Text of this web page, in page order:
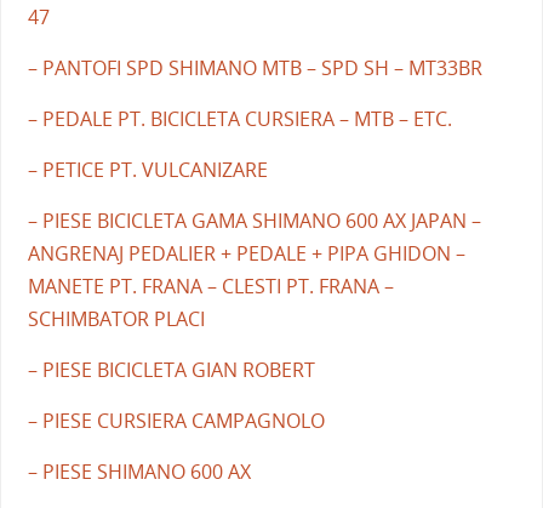
47
– PANTOFI SPD SHIMANO MTB – SPD SH – MT33BR
– PEDALE PT. BICICLETA CURSIERA – MTB – ETC.
– PETICE PT. VULCANIZARE
– PIESE BICICLETA GAMA SHIMANO 600 AX JAPAN –
ANGRENAJ PEDALIER + PEDALE + PIPA GHIDON –
MANETE PT. FRANA – CLESTI PT. FRANA –
SCHIMBATOR PLACI
– PIESE BICICLETA GIAN ROBERT
– PIESE CURSIERA CAMPAGNOLO
– PIESE SHIMANO 600 AX